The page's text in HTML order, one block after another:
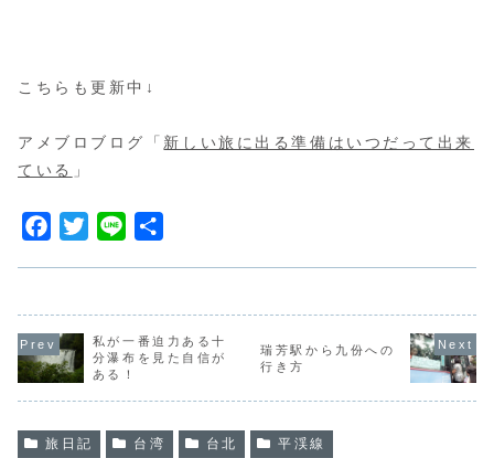
こちらも更新中↓
アメブロブログ「 新しい旅に出る準備はいつだって出来
ている
」
F
e
b
o
o
k
T
t
t
e
r
e
私が一番迫力ある十
分瀑布を見た自信が
ある！
瑞芳駅から九份への
行き方
旅日記 台湾 台北 平渓線